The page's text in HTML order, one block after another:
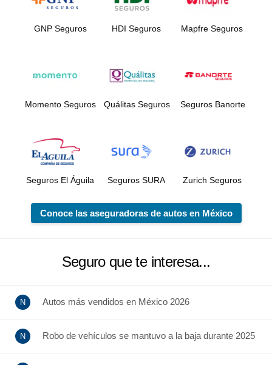
GNP Seguros HDI Seguros Mapfre Seguros
Momento Seguros Quálitas Seguros Seguros Banorte
Seguros El Águila Seguros SURA Zurich Seguros
Conoce las aseguradoras de autos en México
Seguro que te interesa...
Autos más vendidos en México 2026
Robo de vehículos se mantuvo a la baja durante 2025